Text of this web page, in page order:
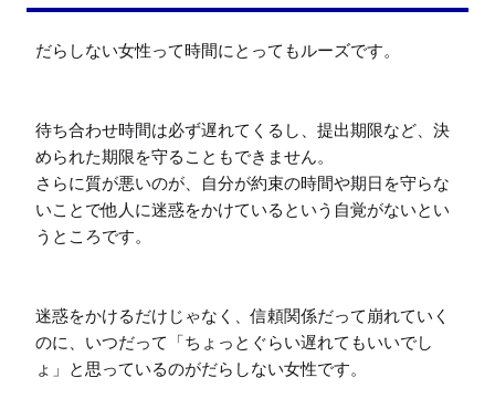
だらしない女性って時間にとってもルーズです。
待ち合わせ時間は必ず遅れてくるし、提出期限など、決
められた期限を守ることもできません。
さらに質が悪いのが、自分が約束の時間や期日を守らな
いことで他人に迷惑をかけているという自覚がないとい
うところです。
迷惑をかけるだけじゃなく、信頼関係だって崩れていく
のに、いつだって「ちょっとぐらい遅れてもいいでし
ょ」と思っているのがだらしない女性です。